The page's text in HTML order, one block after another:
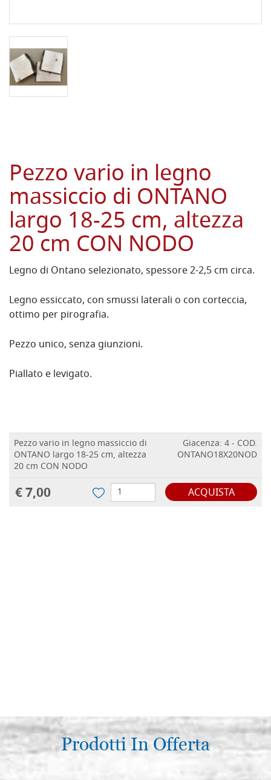
Pezzo vario in legno
massiccio di ONTANO
largo 18-25 cm, altezza
20 cm CON NODO
Legno di Ontano selezionato, spessore 2-2,5 cm circa.
Legno essiccato, con smussi laterali o con corteccia,
ottimo per pirografia.
Pezzo unico, senza giunzioni.
Piallato e levigato.
Pezzo vario in legno massiccio di
ONTANO largo 18-25 cm, altezza
20 cm CON NODO
Giacenza: 4 - COD.
ONTANO18X20NOD
€ 7,00 ACQUISTA
Prodotti In Offerta